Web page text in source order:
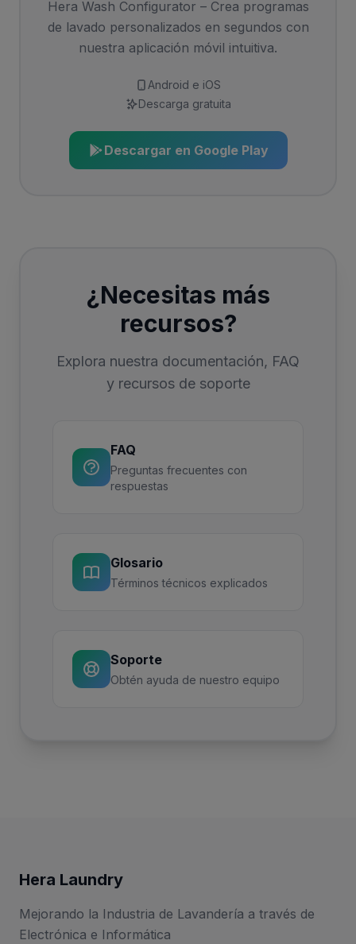
Hera Wash Configurator – Crea programas
de lavado personalizados en segundos con
nuestra aplicación móvil intuitiva.
Android e iOS
Descarga gratuita
Descargar en Google Play
¿Necesitas más
recursos?
Explora nuestra documentación, FAQ
y recursos de soporte
FAQ
Preguntas frecuentes con
respuestas
Glosario
Términos técnicos explicados
Soporte
Obtén ayuda de nuestro equipo
Hera Laundry
Mejorando la Industria de Lavandería a través de
Electrónica e Informática